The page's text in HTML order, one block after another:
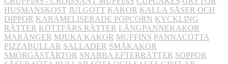
HUSMANSKOST JULGOTT KAKOR KALLA SÅSER OCH
DIPPOR KARAMELISERADE POPCORN KYCKLING
RÄTTER KÖTTFÄRS RÄTTER LÅNGPANNEKAKOR
MARÄNGER MJUKA KAKOR MUFFINS PANNACOTTA
PIZZABULLAR SALLADER SMÅKAKOR
SMÖRGÅSTÅRTOR SNABBA EFTERRÄTTER SOPPOR